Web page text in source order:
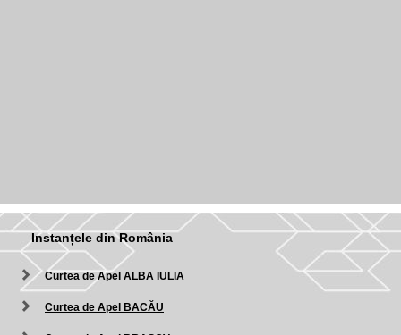
Instanțele din România
Curtea de Apel ALBA IULIA
Curtea de Apel BACĂU